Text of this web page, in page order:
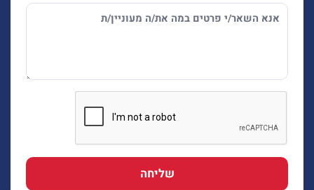
שליחה